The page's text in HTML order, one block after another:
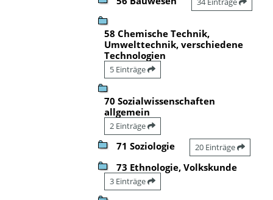
58 Chemische Technik,
Umwelttechnik, verschiedene
Technologien
5 Einträge
70 Sozialwissenschaften
allgemein
2 Einträge
71 Soziologie 20 Einträge
73 Ethnologie, Volkskunde
3 Einträge